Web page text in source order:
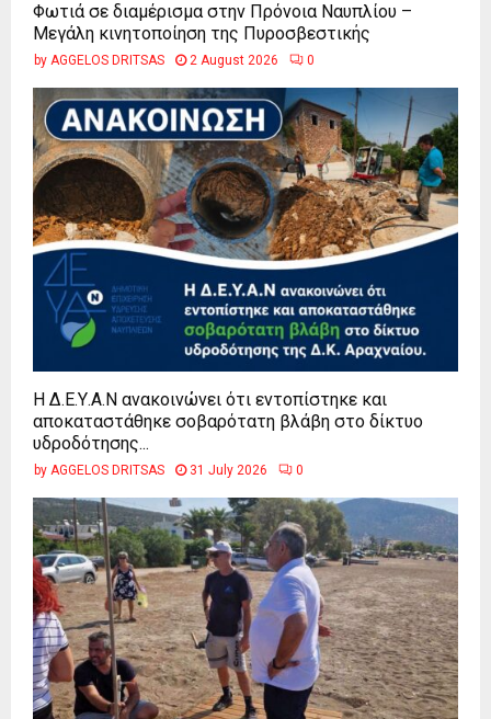
Φωτιά σε διαμέρισμα στην Πρόνοια Ναυπλίου –
Μεγάλη κινητοποίηση της Πυροσβεστικής
by AGGELOS DRITSAS 2 August 2026 0
Η Δ.Ε.Υ.Α.Ν ανακοινώνει ότι εντοπίστηκε και
αποκαταστάθηκε σοβαρότατη βλάβη στο δίκτυο
υδροδότησης...
by AGGELOS DRITSAS 31 July 2026 0